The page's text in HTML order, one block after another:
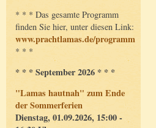
* * * Das gesamte Programm
finden Sie hier, unter diesen Link:
www.prachtlamas.de/programm
* * *
* * * September 2026 * * *
"Lamas hautnah" zum Ende
der Sommerferien
Dienstag, 01.09.2026, 15:00 -